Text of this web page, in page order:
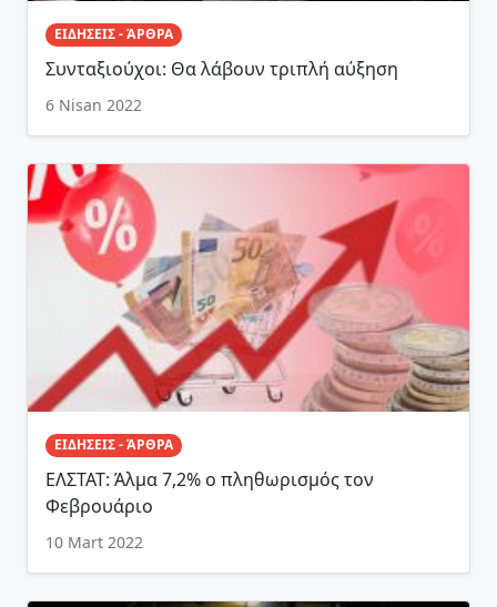
ΕΙΔΗΣΕΙΣ - ΆΡΘΡΑ
Συνταξιούχοι: Θα λάβουν τριπλή αύξηση
6 Nisan 2022
ΕΙΔΗΣΕΙΣ - ΆΡΘΡΑ
ΕΛΣΤΑΤ: Άλμα 7,2% ο πληθωρισμός τον
Φεβρουάριο
10 Mart 2022